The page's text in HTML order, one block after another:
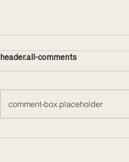
A Sunday well spent 🎁
header.all-comments
comment-box.placeholder